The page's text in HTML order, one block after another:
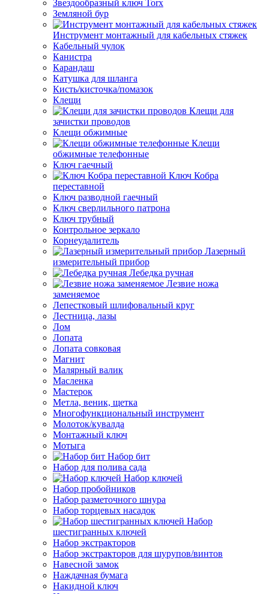
Звездообразный ключ Torx
Земляной бур
Инструмент монтажный для кабельных стяжек
Кабельный чулок
Канистра
Карандаш
Катушка для шланга
Кисть/кисточка/помазок
Клещи
Клещи для
зачистки проводов
Клещи обжимные
Клещи
обжимные телефонные
Ключ гаечный
Ключ Кобра
переставной
Ключ разводной гаечный
Ключ сверлильного патрона
Ключ трубный
Контрольное зеркало
Корнеудалитель
Лазерный
измерительный прибор
Лебедка ручная
Лезвие ножа
заменяемое
Лепестковый шлифовальный круг
Лестница, лазы
Лом
Лопата
Лопата совковая
Магнит
Малярный валик
Масленка
Мастерок
Метла, веник, щетка
Многофункциональный инструмент
Молоток/кувалда
Монтажный ключ
Мотыга
Набор бит
Набор для полива сада
Набор ключей
Набор пробойников
Набор разметочного шнура
Набор торцевых насадок
Набор
шестигранных ключей
Набор экстракторов
Набор экстракторов для шурупов/винтов
Навесной замок
Наждачная бумага
Накидной ключ